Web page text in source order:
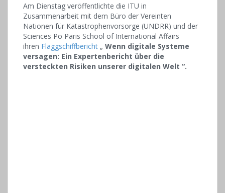
Am Dienstag veröffentlichte die ITU in
Zusammenarbeit mit dem Büro der Vereinten
Nationen für Katastrophenvorsorge (UNDRR) und der
Sciences Po Paris School of International Affairs
ihren Flaggschiffbericht „ Wenn digitale Systeme
versagen: Ein Expertenbericht über die
versteckten Risiken unserer digitalen Welt “.